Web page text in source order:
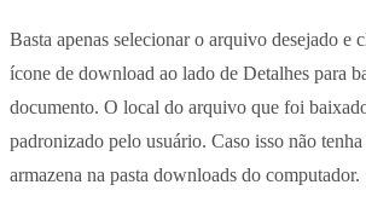
Basta apenas selecionar o arquivo desejado e
ícone de download ao lado de Detalhes para
documento. O local do arquivo que foi
padronizado pelo usuário. Caso isso não
armazena na pasta downloads do computador.